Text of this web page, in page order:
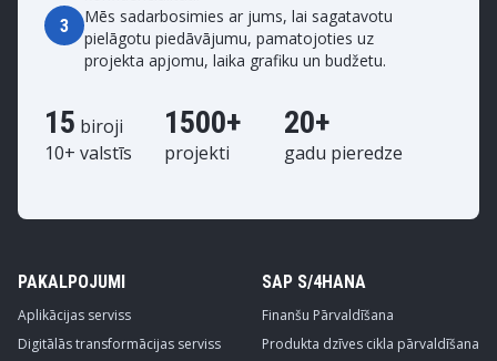
3
Mēs sadarbosimies ar jums, lai sagatavotu
pielāgotu piedāvājumu, pamatojoties uz
projekta apjomu, laika grafiku un budžetu.
15 biroji
10+ valstīs
1500+
projekti
20+
gadu pieredze
PAKALPOJUMI
Aplikācijas serviss
Digitālās transformācijas serviss
SAP S/4HANA
Finanšu Pārvaldīšana
Produkta dzīves cikla pārvaldīšana